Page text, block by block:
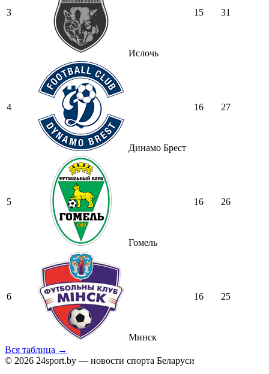
3
Ислочь
15 31
4
Динамо Брест
16 27
5
Гомель
16 26
6
Минск
16 25
Вся таблица →
© 2026 24sport.by — новости спорта Беларуси